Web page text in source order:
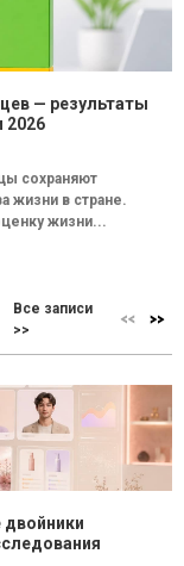
— результаты
2026
сохраняют
жизни в стране.
жизни...
Все записи
>>